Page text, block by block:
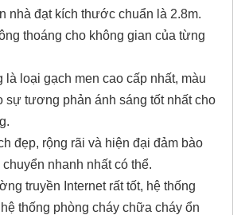
nhà đạt kích thước chuẩn là 2.8m.
thoáng cho không gian của từng
là loại gạch men cao cấp nhất, màu
sự tương phản ánh sáng tốt nhất cho
đẹp, rộng rãi và hiện đại đảm bào
nhanh nhất có thể.
truyền Internet rất tốt, hệ thống
thống phòng cháy chữa cháy ổn